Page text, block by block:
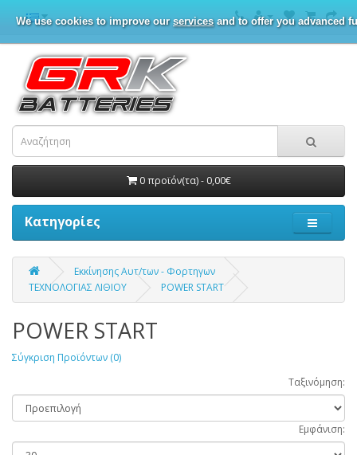
We use cookies to improve our servicesand to offer you advanced
0 προϊόν(τα) - 0,00€
Κατηγορίες
Εκκίνησης Αυτ/των - Φορτηγων
ΤΕΧΝΟΛΟΓΙΑΣ ΛΙΘΙΟΥ
POWER START
POWER START
Σύγκριση Προϊόντων (0)
Ταξινόμηση:
Εμφάνιση: